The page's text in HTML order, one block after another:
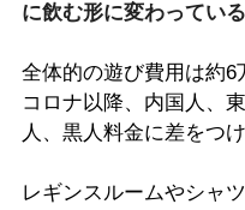
に飲む形に変わっている
全体的の遊び費用は約6
コロナ以降、内国人、
人、黒人料金に差をつけ
レギンスルームやシャ